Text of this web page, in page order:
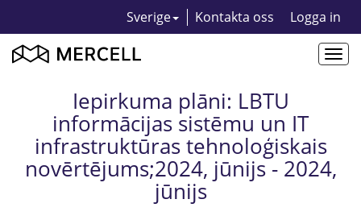
Sverige Kontakta oss Logga in
Iepirkuma plāni: LBTU
informācijas sistēmu un IT
infrastruktūras tehnoloģiskais
novērtējums;2024, jūnijs - 2024,
jūnijs